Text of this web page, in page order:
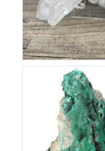
Stalactite